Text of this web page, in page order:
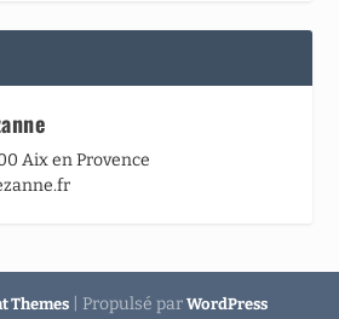
Aix en Provence
Themes | Propulsé par WordPress